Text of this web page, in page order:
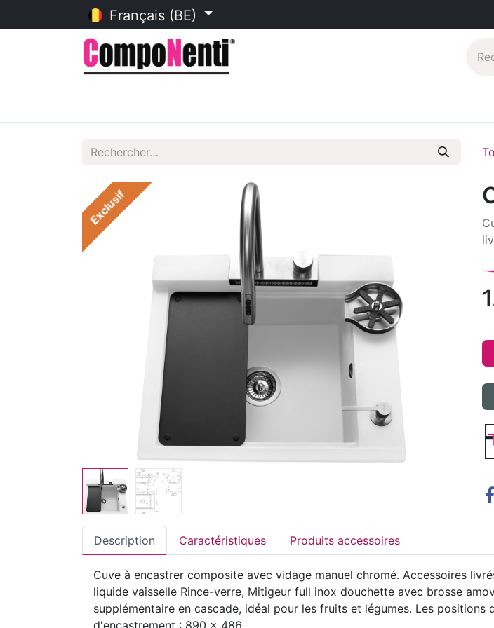
Français (BE)
Exclusif
Description Caractéristiques Produits accessoires
Cuve à encastrer composite avec vidage manuel chromé. Accessoires
liquide vaisselle Rince-verre, Mitigeur full inox douchette avec brosse
supplémentaire en cascade, idéal pour les fruits et légumes. Les
d'encastrement : 890 x 486.